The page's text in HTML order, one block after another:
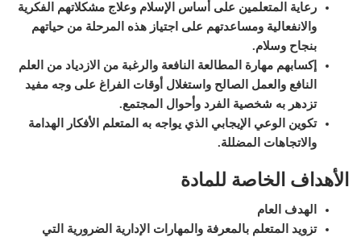
رعاية المتعلمين على أساس الإسلام وعلاج مشكلاتهم الفكرية
والانفعالية ومساعدتهم على اجتياز هذه المرحلة من حياتهم
بنجاح وسلام.
إكسابهم مهارة المطالعة النافعة والرغبة من الازدياد من العلم
النافع والعمل الصالح واستغلال أوقات الفراغ على وجه مفيد
تزدهر به شخصية الفرد وأحوال المجتمع.
تكوين الوعي الإيجابي الذي يواجه به المتعلم الأفكار الهدامة
والاتجاهات المضللة.
الأهداف الخاصة للمادة
الهدف العام
تزويد المتعلم بالمعرفة والمهارات الإدارية الضرورية التي